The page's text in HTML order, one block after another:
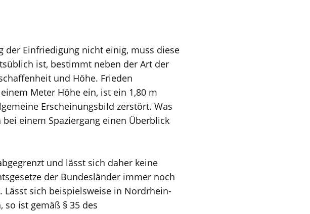
der Einfriedigung nicht einig, muss diese
ist, bestimmt neben der Art der
und Höhe. Frieden
Meter Höhe ein, ist ein 1,80 m
Erscheinungsbild zerstört. Was
einem Spaziergang einen Überblick
und lässt sich daher keine
der Bundesländer immer noch
sich beispielsweise in Nordrhein-
ist gemäß § 35 des